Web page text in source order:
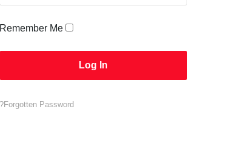
Remember Me
Forgotten Password?